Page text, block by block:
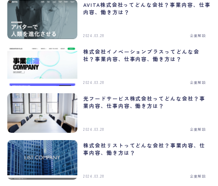
AVITA株式会社ってどんな会社？事業内容、仕事
内容、働き方は？
2024.03.28 企業解説
株式会社イノベーションプラスってどんな会
社？事業内容、仕事内容、働き方は？
2024.03.28 企業解説
光フードサービス株式会社ってどんな会社？事
業内容、仕事内容、働き方は？
2024.03.28 企業解説
株式会社リストってどんな会社？事業内容、仕
事内容、働き方は？
2024.03.28 企業解説